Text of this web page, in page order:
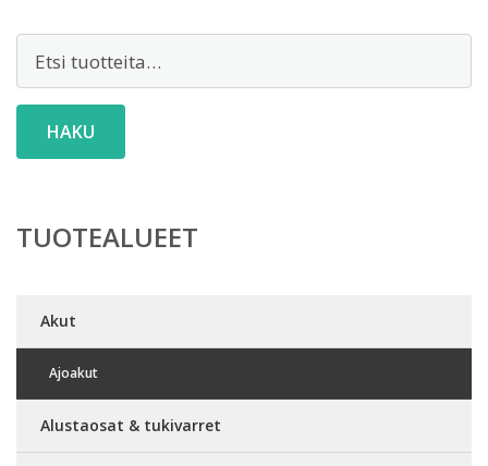
Etsi:
HAKU
TUOTEALUEET
Akut
Ajoakut
Alustaosat & tukivarret